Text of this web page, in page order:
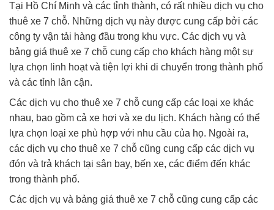
Tại Hồ Chí Minh và các tỉnh thành, có rất nhiều dịch vụ cho
thuê xe 7 chỗ. Những dịch vụ này được cung cấp bởi các
công ty vận tải hàng đầu trong khu vực. Các dịch vụ và
bảng giá thuê xe 7 chỗ cung cấp cho khách hàng một sự
lựa chọn linh hoạt và tiện lợi khi di chuyển trong thành phố
và các tỉnh lân cận.
Các dịch vụ cho thuê xe 7 chỗ cung cấp các loại xe khác
nhau, bao gồm cả xe hơi và xe du lịch. Khách hàng có thể
lựa chọn loại xe phù hợp với nhu cầu của họ. Ngoài ra,
các dịch vụ cho thuê xe 7 chỗ cũng cung cấp các dịch vụ
đón và trả khách tại sân bay, bến xe, các điểm đến khác
trong thành phố.
Các dịch vụ và bảng giá thuê xe 7 chỗ cũng cung cấp các